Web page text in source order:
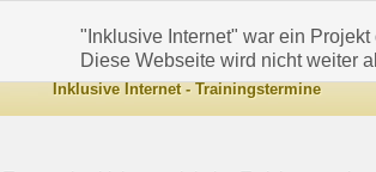
"Inklusive Internet" war ein
Diese Webseite wird nicht weiter
Inklusive Internet - Trainingstermine